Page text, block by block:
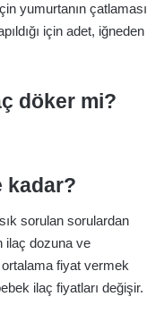
yumurtanın çatlaması
için adet, iğneden
döker mi?
kadar?
sorulan sorulardan
ilaç dozuna ve
fiyat vermek
ilaç fiyatları değişir.